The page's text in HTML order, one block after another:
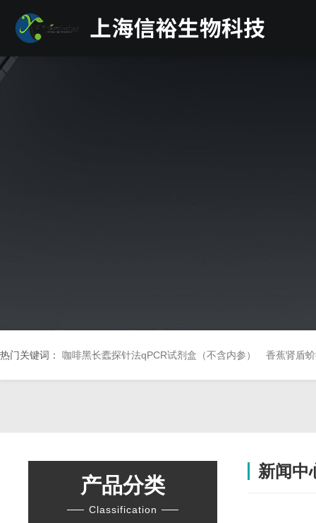
热门关键词： 咖啡黑长蠹探针法qPCR试剂盒（不含内参） 香蕉肾盾
产品分类
Classification
新闻中